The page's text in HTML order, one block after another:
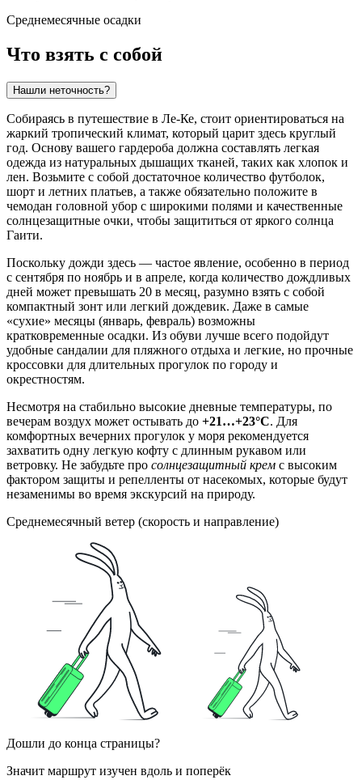
Среднемесячные осадки
Что взять с собой
Нашли неточность?
Собираясь в путешествие в Ле-Ке, стоит ориентироваться на
жаркий тропический климат, который царит здесь круглый
год. Основу вашего гардероба должна составлять легкая
одежда из натуральных дышащих тканей, таких как хлопок и
лен. Возьмите с собой достаточное количество футболок,
шорт и летних платьев, а также обязательно положите в
чемодан головной убор с широкими полями и качественные
солнцезащитные очки, чтобы защититься от яркого солнца
Гаити.
Поскольку дожди здесь — частое явление, особенно в период
с сентября по ноябрь и в апреле, когда количество дождливых
дней может превышать 20 в месяц, разумно взять с собой
компактный зонт или легкий дождевик. Даже в самые
«сухие» месяцы (январь, февраль) возможны
кратковременные осадки. Из обуви лучше всего подойдут
удобные сандалии для пляжного отдыха и легкие, но прочные
кроссовки для длительных прогулок по городу и
окрестностям.
Несмотря на стабильно высокие дневные температуры, по
вечерам воздух может остывать до +21…+23°C. Для
комфортных вечерних прогулок у моря рекомендуется
захватить одну легкую кофту с длинным рукавом или
ветровку. Не забудьте про солнцезащитный крем с высоким
фактором защиты и репелленты от насекомых, которые будут
незаменимы во время экскурсий на природу.
Среднемесячный ветер (скорость и направление)
Дошли до конца страницы?
Значит маршрут изучен вдоль и поперёк